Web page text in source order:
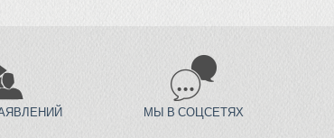
МЫ В СОЦСЕТЯХ